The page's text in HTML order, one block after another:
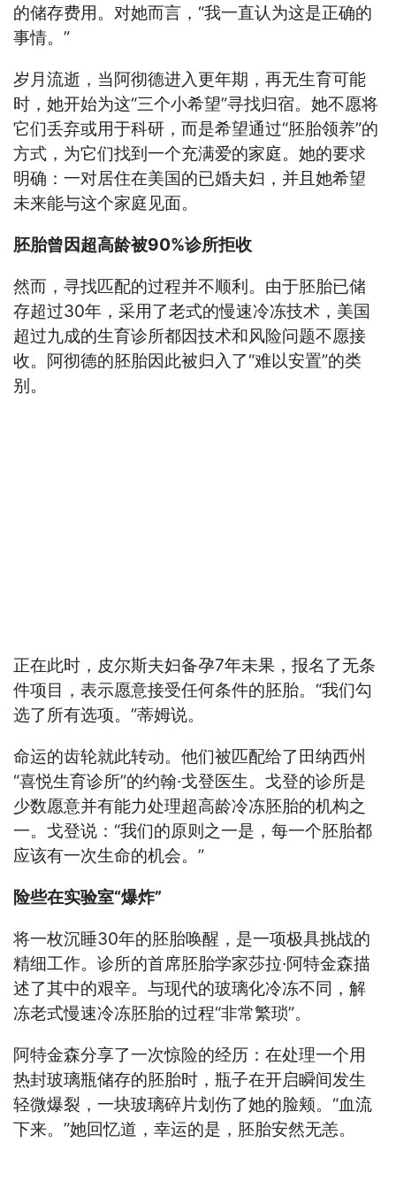
的储存费用。对她而言，“我一直认为这是正确的
事情。”
岁月流逝，当阿彻德进入更年期，再无生育可能
时，她开始为这“三个小希望”寻找归宿。她不愿将
它们丢弃或用于科研，而是希望通过“胚胎领养”的
方式，为它们找到一个充满爱的家庭。她的要求
明确：一对居住在美国的已婚夫妇，并且她希望
未来能与这个家庭见面。
胚胎曾因超高龄被90%诊所拒收
然而，寻找匹配的过程并不顺利。由于胚胎已储
存超过30年，采用了老式的慢速冷冻技术，美国
超过九成的生育诊所都因技术和风险问题不愿接
收。阿彻德的胚胎因此被归入了“难以安置”的类
别。
正在此时，皮尔斯夫妇备孕7年未果，报名了无条
件项目，表示愿意接受任何条件的胚胎。“我们勾
选了所有选项。”蒂姆说。
命运的齿轮就此转动。他们被匹配给了田纳西州
“喜悦生育诊所”的约翰·戈登医生。戈登的诊所是
少数愿意并有能力处理超高龄冷冻胚胎的机构之
一。戈登说：“我们的原则之一是，每一个胚胎都
应该有一次生命的机会。”
险些在实验室“爆炸”
将一枚沉睡30年的胚胎唤醒，是一项极具挑战的
精细工作。诊所的首席胚胎学家莎拉·阿特金森描
述了其中的艰辛。与现代的玻璃化冷冻不同，解
冻老式慢速冷冻胚胎的过程“非常繁琐”。
阿特金森分享了一次惊险的经历：在处理一个用
热封玻璃瓶储存的胚胎时，瓶子在开启瞬间发生
轻微爆裂，一块玻璃碎片划伤了她的脸颊。“血流
下来。”她回忆道，幸运的是，胚胎安然无恙。